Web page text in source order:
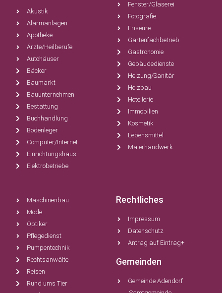
Akustik
Alarmanlagen
Apotheke
Ärzte/Heilberufe
Autohäuser
Bäcker
Baumarkt
Bauunternehmen
Bestattung
Buchhandlung
Bodenleger
Computer/Internet
Einrichtungshaus
Elektrobetriebe
Fenster/Glaserei
Fotografie
Friseure
Gartenfachbetrieb
Gastronomie
Gebäudedienste
Heizung/Sanitär
Holzbau
Hotellerie
Immobilien
Kosmetik
Lebensmittel
Malerhandwerk
Maschinenbau
Mode
Optiker
Pflegedienst
Pumpentechnik
Rechtsanwälte
Reisen
Rund ums Tier
Rechtliches
Impressum
Datenschutz
Antrag auf Eintrag+
Gemeinden
Gemeinde Adendorf